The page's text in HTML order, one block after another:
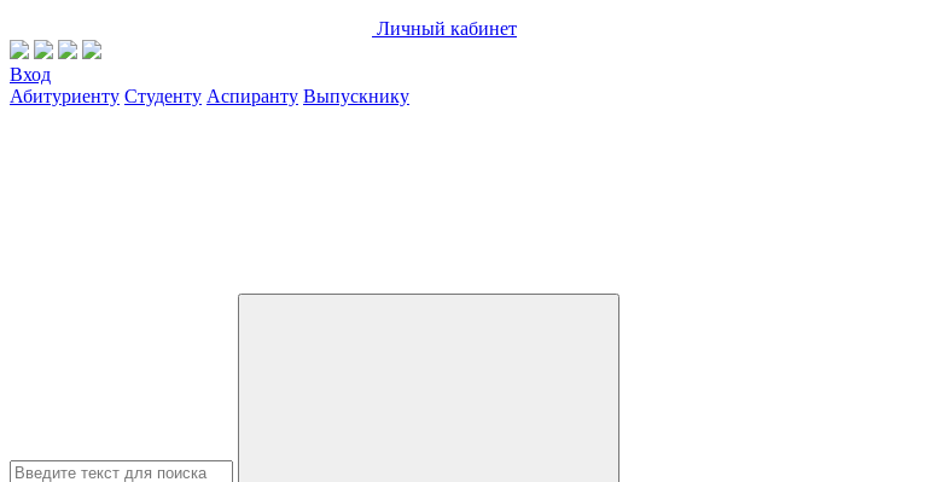
Личный кабинет
Вход
Абитуриенту Студенту Аспиранту Выпускнику